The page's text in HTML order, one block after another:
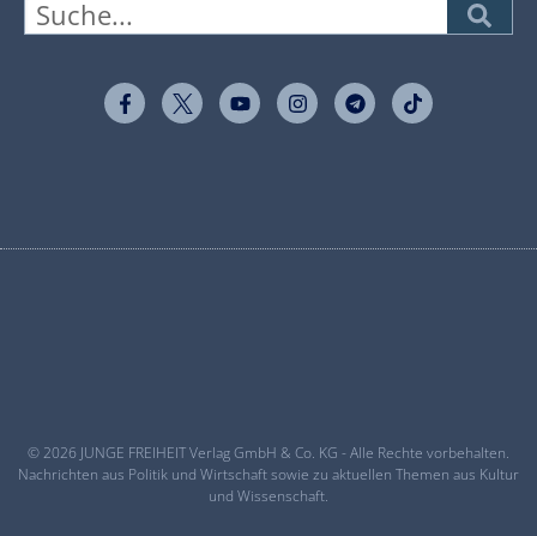
© 2026 JUNGE FREIHEIT Verlag GmbH & Co. KG - Alle Rechte vorbehalten.
Nachrichten aus Politik und Wirtschaft sowie zu aktuellen Themen aus Kultur
und Wissenschaft.